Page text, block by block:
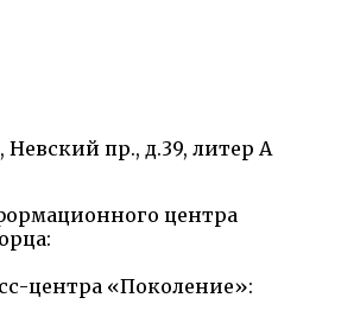
пр., д.39, литер А
центра
центра «Поколение»: